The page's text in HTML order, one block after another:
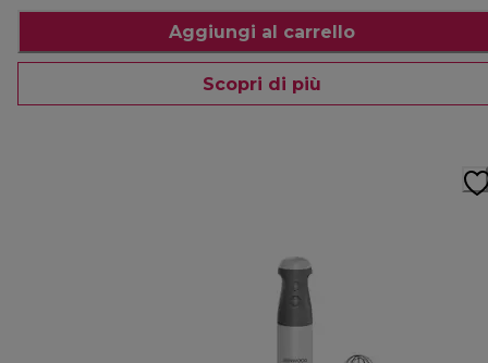
Aggiungi al carrello
Scopri di più